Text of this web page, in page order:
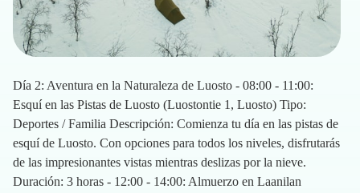
Día 2: Aventura en la Naturaleza de Luosto - 08:00 - 11:00:
Esquí en las Pistas de Luosto (Luostontie 1, Luosto) Tipo:
Deportes / Familia Descripción: Comienza tu día en las pistas de
esquí de Luosto. Con opciones para todos los niveles, disfrutarás
de las impresionantes vistas mientras deslizas por la nieve.
Duración: 3 horas - 12:00 - 14:00: Almuerzo en Laanilan